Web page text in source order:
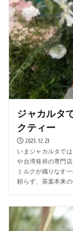
ジャカルタ
クティー
2025.12.23
いまジャカルタで
や台湾発祥の専門
ミルクが織りなす
頼らず、茶葉本来